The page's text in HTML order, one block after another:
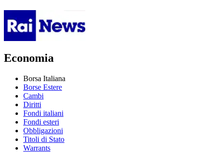
Economia
Borsa Italiana
Borse Estere
Cambi
Diritti
Fondi italiani
Fondi esteri
Obbligazioni
Titoli di Stato
Warrants